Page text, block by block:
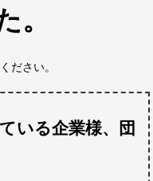
ださい。
いる企業様、団